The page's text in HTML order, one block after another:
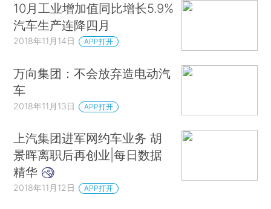
10月工业增加值同比增长5.9%
汽车生产连降四月
2018年11月14日 APP打开
万向集团：不会放弃造电动汽
车
2018年11月13日 APP打开
上汽集团进军网约车业务 胡
景晖离职后再创业|每日数据
精华
2018年11月12日 APP打开